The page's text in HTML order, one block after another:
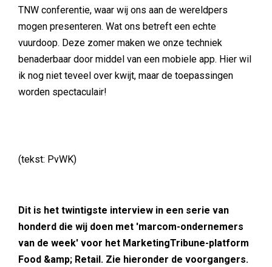
TNW conferentie, waar wij ons aan de wereldpers
mogen presenteren. Wat ons betreft een echte
vuurdoop. Deze zomer maken we onze techniek
benaderbaar door middel van een mobiele app. Hier wil
ik nog niet teveel over kwijt, maar de toepassingen
worden spectaculair!
(tekst: PvWK)
Dit is het twintigste interview in een serie van
honderd die wij doen met 'marcom-ondernemers
van de week' voor het MarketingTribune-platform
Food &amp; Retail. Zie hieronder de voorgangers.